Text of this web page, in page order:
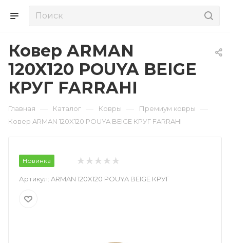
Ковер ARMAN
120X120 POUYA BEIGE
КРУГ FARRAHI
Главная — Каталог — Ковры — Премиум ковры —
Ковер ARMAN 120X120 POUYA BEIGE КРУГ FARRAHI
Новинка
Артикул: ARMAN 120X120 POUYA BEIGE КРУГ